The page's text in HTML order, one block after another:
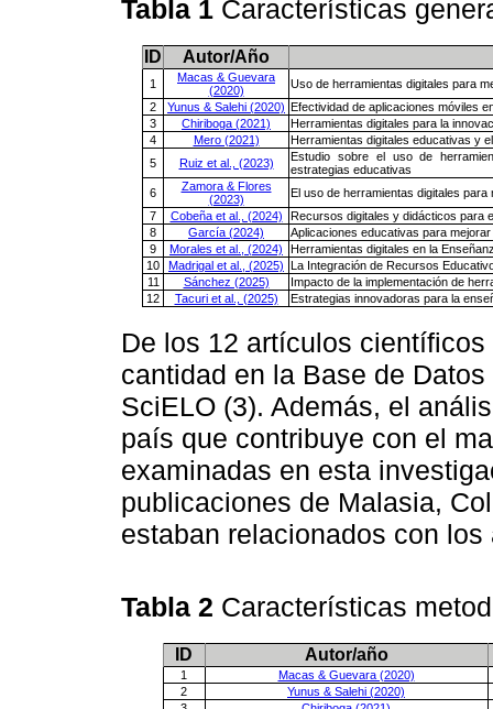
Tabla 1 Características
ID Autor/Año
1
Macas & Guevara
(2020)
Uso de herramientas digitales para
2
Yunus & Salehi (2020) Efectividad de aplicaciones móviles
3
Chiriboga (2021)
Herramientas digitales para la
4
Mero (2021)
Herramientas digitales educativas y
5
Ruiz et al., (2023)
Estudio sobre el uso de
estrategias educativas
6
Zamora & Flores
(2023)
El uso de herramientas digitales
7
Cobeña et al., (2024)
Recursos digitales y didácticos para
8
García (2024)
Aplicaciones educativas para
9
Morales et al., (2024)
Herramientas digitales en la
10
Madrigal et al., (2025) La Integración de Recursos
11
Sánchez (2025)
Impacto de la implementación de
12
Tacuri et al., (2025) Estrategias innovadoras para la
De los 12 artículos
cantidad en la Base de
SciELO (3). Además, el
país que contribuye con el
examinadas en esta
publicaciones de Malasia,
estaban relacionados con
Tabla 2 Características
ID Autor/año
1
Macas & Guevara (2020)
2
Yunus & Salehi (2020)